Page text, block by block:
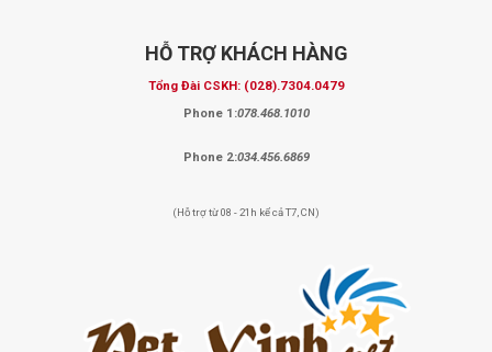
HỖ TRỢ KHÁCH HÀNG
Tổng Đài CSKH: (028).7304.0479
Phone 1:078.468.1010
Phone 2:034.456.6869
(Hỗ trợ từ 08 - 21h kể cả T7, CN)